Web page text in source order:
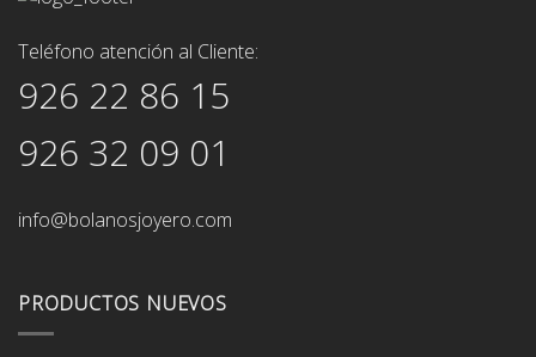
Teléfono atención al Cliente:
926 22 86 15
926 32 09 01
info@bolanosjoyero.com
PRODUCTOS NUEVOS